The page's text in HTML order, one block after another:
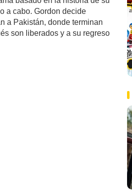
a cabo. Gordon decide
a Pakistán, donde terminan
son liberados y a su regreso